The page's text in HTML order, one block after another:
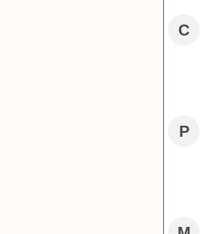
C
P